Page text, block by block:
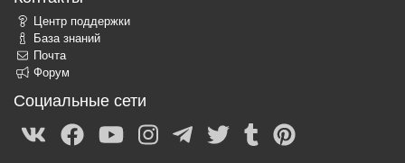
Центр поддержки
База знаний
Почта
Форум
Социальные сети